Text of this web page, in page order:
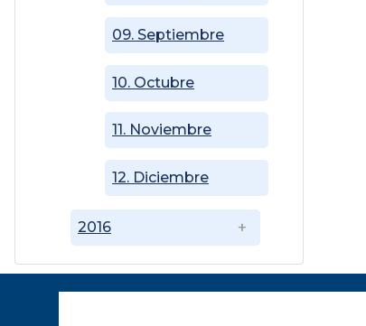
2016
09. Septiembre
10. Octubre
11. Noviembre
12. Diciembre